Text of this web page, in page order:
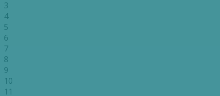
3
4
5
6
7
8
9
10
11